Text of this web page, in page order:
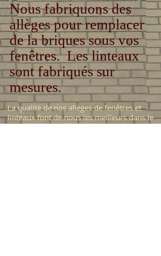
Nous fabriquons des
allèges pour remplacer
de la briques sous vos
fenêtres.Les linteaux
sont fabriqués sur
mesures.
La qualité de nos allèges de fenêtreset
linteaux font de nous les meilleurs dans le
domaine.